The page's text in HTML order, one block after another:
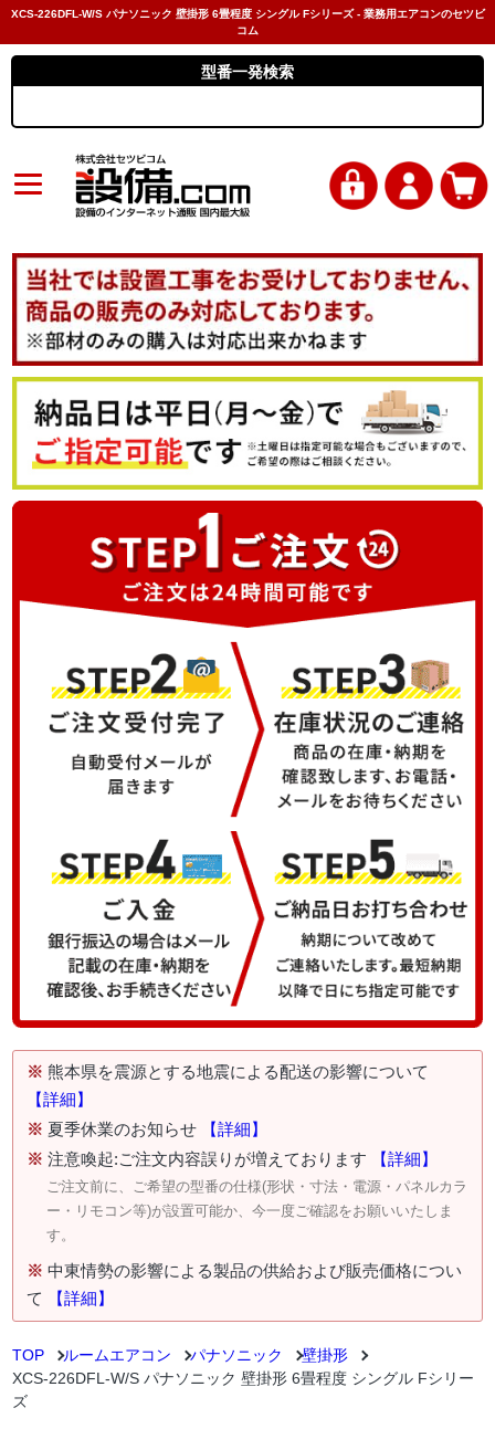
XCS-226DFL-W/S パナソニック 壁掛形 6畳程度 シングル Fシリーズ - 業務用エアコンのセツビ
コム
型番一発検索
※ 熊本県を震源とする地震による配送の影響について
【詳細】
※ 夏季休業のお知らせ
【詳細】
※ 注意喚起:ご注文内容誤りが増えております 【詳細】
ご注文前に、ご希望の型番の仕様(形状・寸法・電源・パネルカラ
ー・リモコン等)が設置可能か、今一度ご確認をお願いいたしま
す。
※ 中東情勢の影響による製品の供給および販売価格につい
て
【詳細】
TOP ルームエアコン パナソニック
壁掛形
XCS-226DFL-W/S パナソニック 壁掛形 6畳程度 シングル Fシリー
ズ